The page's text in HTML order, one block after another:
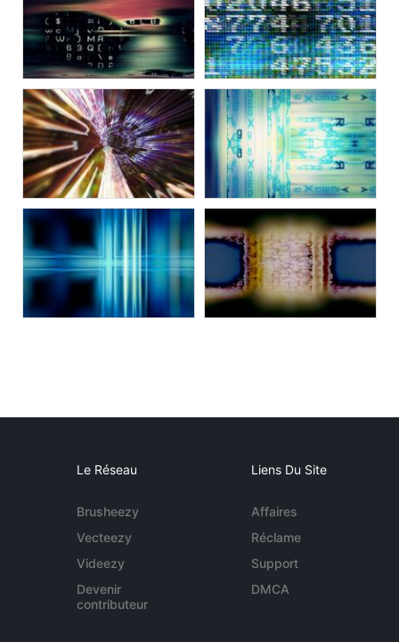
Le Réseau
Brusheezy
Vecteezy
Videezy
Devenir
contributeur
Liens Du Site
Affaires
Réclame
Support
DMCA